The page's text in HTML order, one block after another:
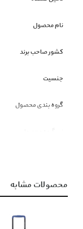
نام محصول
کشور صاحب برند
جنسیت
گروه بندی محصول
توضیحات
چمدان دلسی مدل كلاول
محصولات مشابه